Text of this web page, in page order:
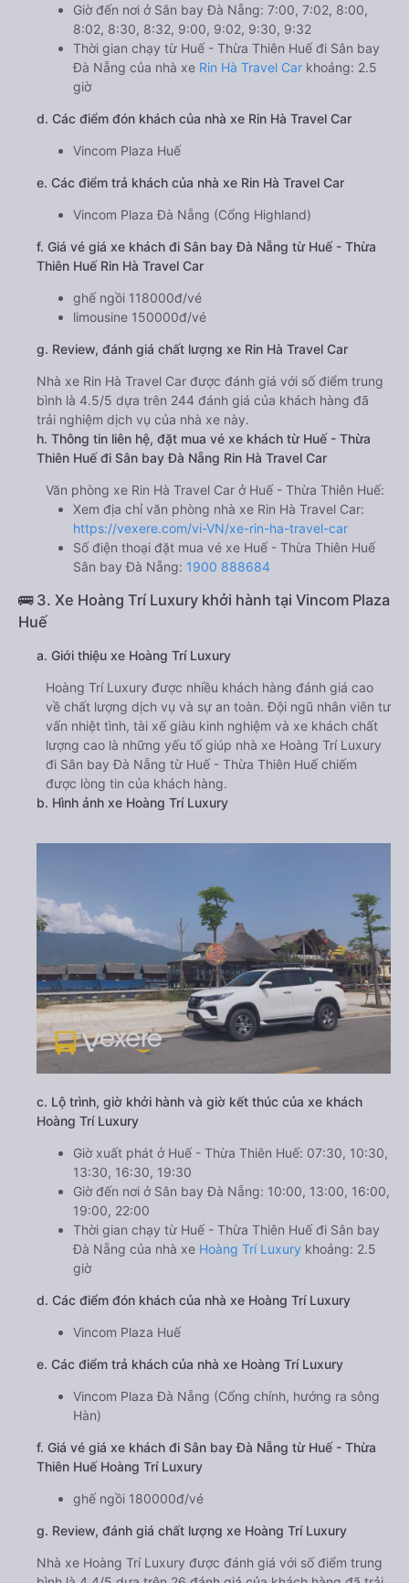
Giờ đến nơi ở Sân bay Đà Nẵng: 7:00, 7:02, 8:00,
8:02, 8:30, 8:32, 9:00, 9:02, 9:30, 9:32
Thời gian chạy từ Huế - Thừa Thiên Huế đi Sân bay
Đà Nẵng của nhà xe Rin Hà Travel Car khoảng: 2.5
giờ
d. Các điểm đón khách của nhà xe Rin Hà Travel Car
Vincom Plaza Huế
e. Các điểm trả khách của nhà xe Rin Hà Travel Car
Vincom Plaza Đà Nẵng (Cổng Highland)
f. Giá vé giá xe khách đi Sân bay Đà Nẵng từ Huế - Thừa
Thiên Huế Rin Hà Travel Car
ghế ngồi 118000đ/vé
limousine 150000đ/vé
g. Review, đánh giá chất lượng xe Rin Hà Travel Car
Nhà xe Rin Hà Travel Car được đánh giá với số điểm trung
bình là 4.5/5 dựa trên 244 đánh giá của khách hàng đã
trải nghiệm dịch vụ của nhà xe này.
h. Thông tin liên hệ, đặt mua vé xe khách từ Huế - Thừa
Thiên Huế đi Sân bay Đà Nẵng Rin Hà Travel Car
Văn phòng xe Rin Hà Travel Car ở Huế - Thừa Thiên Huế:
Xem địa chỉ văn phòng nhà xe Rin Hà Travel Car:
https://vexere.com/vi-VN/xe-rin-ha-travel-car
Số điện thoại đặt mua vé xe Huế - Thừa Thiên Huế
Sân bay Đà Nẵng: 1900 888684
🚌 3. Xe Hoàng Trí Luxury khởi hành tại Vincom Plaza
Huế
a. Giới thiệu xe Hoàng Trí Luxury
Hoàng Trí Luxury được nhiều khách hàng đánh giá cao
về chất lượng dịch vụ và sự an toàn. Đội ngũ nhân viên tư
vấn nhiệt tình, tài xế giàu kinh nghiệm và xe khách chất
lượng cao là những yếu tố giúp nhà xe Hoàng Trí Luxury
đi Sân bay Đà Nẵng từ Huế - Thừa Thiên Huế chiếm
được lòng tin của khách hàng.
b. Hình ảnh xe Hoàng Trí Luxury
c. Lộ trình, giờ khởi hành và giờ kết thúc của xe khách
Hoàng Trí Luxury
Giờ xuất phát ở Huế - Thừa Thiên Huế: 07:30, 10:30,
13:30, 16:30, 19:30
Giờ đến nơi ở Sân bay Đà Nẵng: 10:00, 13:00, 16:00,
19:00, 22:00
Thời gian chạy từ Huế - Thừa Thiên Huế đi Sân bay
Đà Nẵng của nhà xe Hoàng Trí Luxury khoảng: 2.5
giờ
d. Các điểm đón khách của nhà xe Hoàng Trí Luxury
Vincom Plaza Huế
e. Các điểm trả khách của nhà xe Hoàng Trí Luxury
Vincom Plaza Đà Nẵng (Cổng chính, hướng ra sông
Hàn)
f. Giá vé giá xe khách đi Sân bay Đà Nẵng từ Huế - Thừa
Thiên Huế Hoàng Trí Luxury
ghế ngồi 180000đ/vé
g. Review, đánh giá chất lượng xe Hoàng Trí Luxury
Nhà xe Hoàng Trí Luxury được đánh giá với số điểm trung